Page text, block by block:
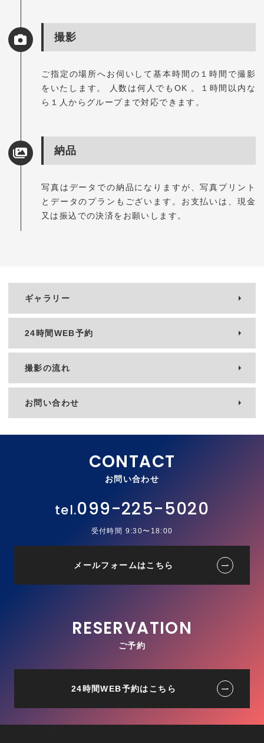
撮影
ご指定の場所へお伺いして基本時間の１時間で撮影
をいたします。 人数は何人でもOK 。１時間以内な
ら１人からグループまで対応できます。
納品
写真はデータでの納品になりますが、写真プリント
とデータのプランもございます。お支払いは、現金
又は振込での決済をお願いします。
ギャラリー
24時間WEB予約
撮影の流れ
お問い合わせ
お問い合わせ
099-225-5020
受付時間 9:30〜18:00
メールフォームはこちら
ご予約
24時間WEB予約はこちら